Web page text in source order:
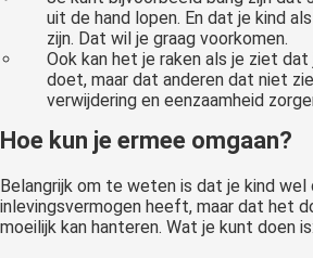
uit de hand lopen. En dat je kind
zijn. Dat wil je graag voorkomen.
Ook kan het je raken als je ziet
doet, maar dat anderen dat niet
verwijdering en eenzaamheid
Hoe kun je ermee omgaan?
Belangrijk om te weten is dat je kind wel
inlevingsvermogen heeft, maar dat het
moeilijk kan hanteren. Wat je kunt doen is: